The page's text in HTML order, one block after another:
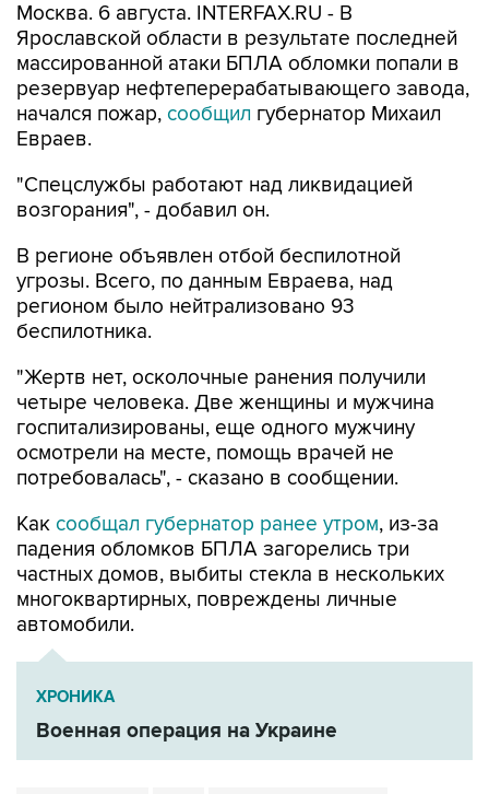
Москва. 6 августа. INTERFAX.RU - В
Ярославской области в результате последней
массированной атаки БПЛА обломки попали в
резервуар нефтеперерабатывающего завода,
начался пожар, сообщил губернатор Михаил
Евраев.
"Спецслужбы работают над ликвидацией
возгорания", - добавил он.
В регионе объявлен отбой беспилотной
угрозы. Всего, по данным Евраева, над
регионом было нейтрализовано 93
беспилотника.
"Жертв нет, осколочные ранения получили
четыре человека. Две женщины и мужчина
госпитализированы, еще одного мужчину
осмотрели на месте, помощь врачей не
потребовалась", - сказано в сообщении.
Как сообщал губернатор ранее утром, из-за
падения обломков БПЛА загорелись три
частных домов, выбиты стекла в нескольких
многоквартирных, повреждены личные
автомобили.
ХРОНИКА
Военная операция на Украине